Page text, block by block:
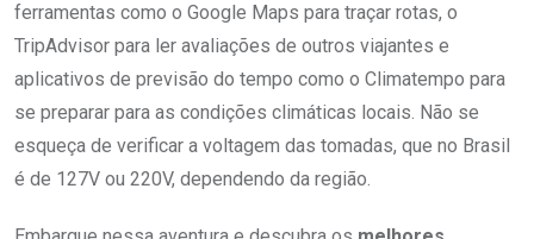
ferramentas como o Google Maps para traçar rotas, o
TripAdvisor para ler avaliações de outros viajantes e
aplicativos de previsão do tempo como o Climatempo para
se preparar para as condições climáticas locais. Não se
esqueça de verificar a voltagem das tomadas, que no Brasil
é de 127V ou 220V, dependendo da região.